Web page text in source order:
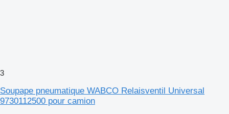
3
Soupape pneumatique WABCO Relaisventil Universal
9730112500 pour camion